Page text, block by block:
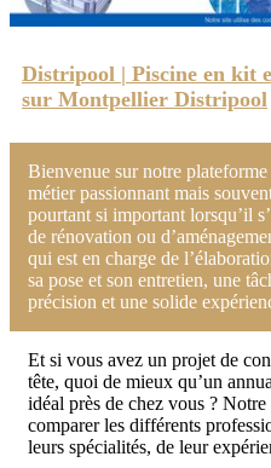
Distripool | Piscine en kit
sur Montpellier Distripool
Bienvenue sur notre
métier passionnant mais
pourtant si important lorsqu’il
de rénovation ou
qui est en charge de
sa pose et son entretien, une
précision et une solide
Et si vous avez un projet de
tête, quoi de mieux qu’un
idéal près de chez vous ?
comparer les différents
leurs spécialités, de leur